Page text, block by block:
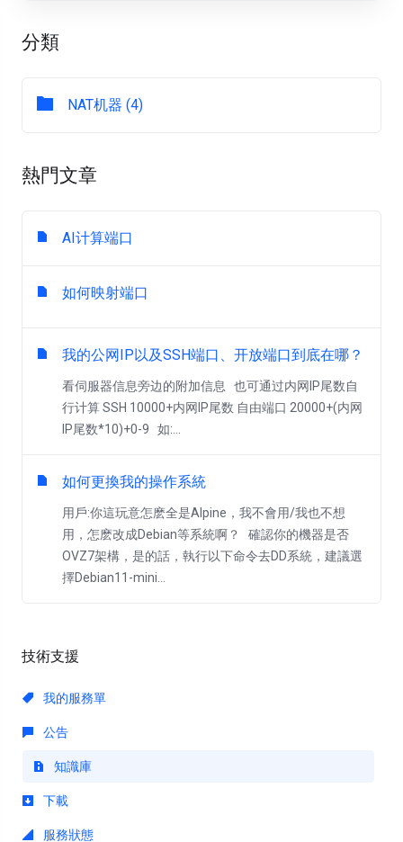
技術支援
我的服務單
公告
知識庫
下載
服務狀態
分類
NAT机器 (4)
熱門文章
AI计算端口
如何映射端口
我的公网IP以及SSH端口、开放端口到底在哪？
看伺服器信息旁边的附加信息 也可通过内网IP尾数自
行计算 SSH 10000+内网IP尾数 自由端口 20000+(内网
IP尾数*10)+0-9 如:...
如何更換我的操作系統
用戶:你這玩意怎麽全是Alpine，我不會用/我也不想
用，怎麽改成Debian等系統啊？ 確認你的機器是否
OVZ7架構，是的話，執行以下命令去DD系統，建議選
擇Debian11-mini...